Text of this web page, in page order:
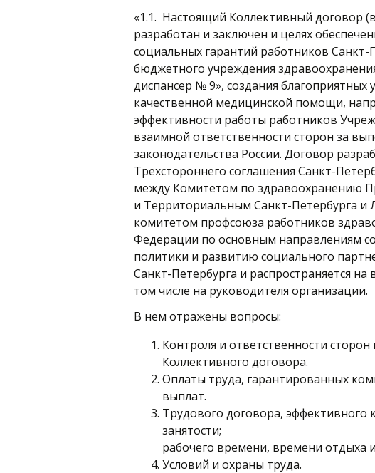
«1.1. Настоящий Коллективный договор
разработан и заключен и целях
социальных гарантий работников Санкт-
бюджетного учреждения
диспансер № 9», создания благоприятных
качественной медицинской помощи,
эффективности работы работников
взаимной ответственности сторон за
законодательства России. Договор
Трехстороннего соглашения Санкт-
между Комитетом по здравоохранению
и Территориальным Санкт-Петербурга и
комитетом профсоюза работников
Федерации по основным направлениям
политики и развитию социального
Санкт-Петербурга и распространяется
том числе на руководителя организации.
В нем отражены вопросы:
Контроля и ответственности
Коллективного договора.
Оплаты труда, гарантированных
выплат.
Трудового договора, эффективного
занятости;
рабочего времени, времени отдыха
Условий и охраны труда.